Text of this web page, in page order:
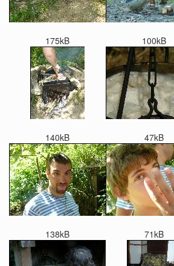
175kB 100kB
140kB 47kB
138kB 71kB